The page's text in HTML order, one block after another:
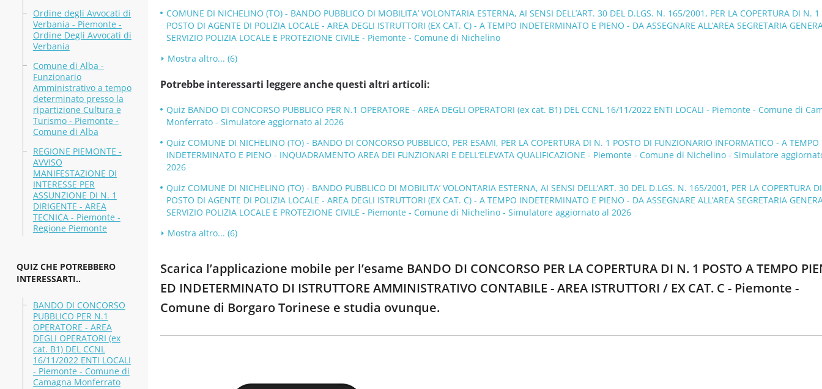
Ordine degli Avvocati di
Verbania - Piemonte -
Ordine Degli Avvocati di
Verbania
Comune di Alba -
Funzionario
Amministrativo a tempo
determinato presso la
ripartizione Cultura e
Turismo - Piemonte -
Comune di Alba
REGIONE PIEMONTE -
AVVISO
MANIFESTAZIONE DI
INTERESSE PER
ASSUNZIONE DI N. 1
DIRIGENTE - AREA
TECNICA - Piemonte -
Regione Piemonte
QUIZ CHE POTREBBERO
INTERESSARTI..
BANDO DI CONCORSO
PUBBLICO PER N.1
OPERATORE - AREA
DEGLI OPERATORI (ex
cat. B1) DEL CCNL
16/11/2022 ENTI LOCALI
- Piemonte - Comune di
Camagna Monferrato
COMUNE DI NICHELINO (TO) - BANDO PUBBLICO DI MOBILITA’ VOLONTARIA ESTERNA, AI SENSI DELL’ART. 30 DEL D.LGS. N. 165/2001, PER LA COPERTURA DI N. 1
POSTO DI AGENTE DI POLIZIA LOCALE - AREA DEGLI ISTRUTTORI (EX CAT. C) - A TEMPO INDETERMINATO E PIENO - DA ASSEGNARE ALL’AREA SEGRETARIA
SERVIZIO POLIZIA LOCALE E PROTEZIONE CIVILE - Piemonte - Comune di Nichelino
Mostra altro... (6)
Potrebbe interessarti leggere anche questi altri articoli:
Quiz BANDO DI CONCORSO PUBBLICO PER N.1 OPERATORE - AREA DEGLI OPERATORI (ex cat. B1) DEL CCNL 16/11/2022 ENTI LOCALI - Piemonte - Comune di
Monferrato - Simulatore aggiornato al 2026
Quiz COMUNE DI NICHELINO (TO) - BANDO DI CONCORSO PUBBLICO, PER ESAMI, PER LA COPERTURA DI N. 1 POSTO DI FUNZIONARIO INFORMATICO - A TEMPO
INDETERMINATO E PIENO - INQUADRAMENTO AREA DEI FUNZIONARI E DELL’ELEVATA QUALIFICAZIONE - Piemonte - Comune di Nichelino - Simulatore
2026
Quiz COMUNE DI NICHELINO (TO) - BANDO PUBBLICO DI MOBILITA’ VOLONTARIA ESTERNA, AI SENSI DELL’ART. 30 DEL D.LGS. N. 165/2001, PER LA COPERTURA
POSTO DI AGENTE DI POLIZIA LOCALE - AREA DEGLI ISTRUTTORI (EX CAT. C) - A TEMPO INDETERMINATO E PIENO - DA ASSEGNARE ALL’AREA SEGRETARIA
SERVIZIO POLIZIA LOCALE E PROTEZIONE CIVILE - Piemonte - Comune di Nichelino - Simulatore aggiornato al 2026
Mostra altro... (6)
Scarica l’applicazione mobile per l’esame BANDO DI CONCORSO PER LA COPERTURA DI N. 1 POSTO A TEMPO
ED INDETERMINATO DI ISTRUTTORE AMMINISTRATIVO CONTABILE - AREA ISTRUTTORI / EX CAT. C - Piemonte -
Comune di Borgaro Torinese e studia ovunque.